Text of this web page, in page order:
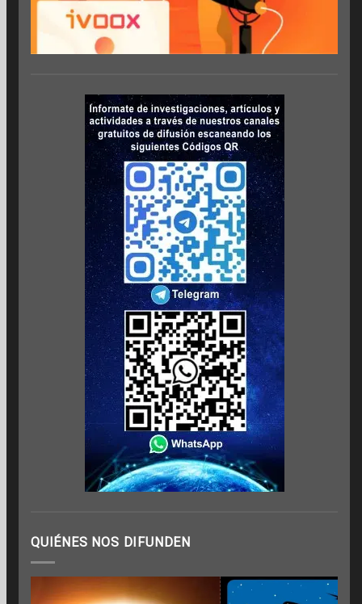
QUIÉNES NOS DIFUNDEN